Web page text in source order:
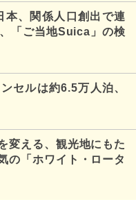
本、関係人口創出で連
「ご当地Suica」の検
セルは約6.5万人泊、
変える、観光地にもた
の「ホワイト・ロータ